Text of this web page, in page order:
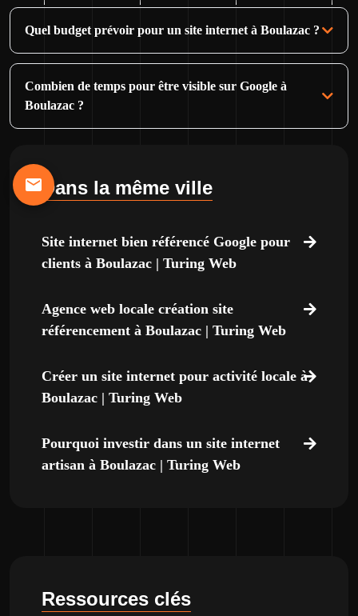
Quel budget prévoir pour un site internet à Boulazac ?
Combien de temps pour être visible sur Google à
Boulazac ?
Dans la même ville
Site internet bien référencé Google pour
clients à Boulazac | Turing Web
Agence web locale création site
référencement à Boulazac | Turing Web
Créer un site internet pour activité locale à
Boulazac | Turing Web
Pourquoi investir dans un site internet
artisan à Boulazac | Turing Web
Ressources clés